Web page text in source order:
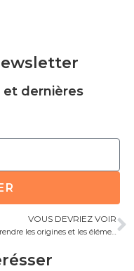
et dernières
VOUS DEVRIEZ VOIR
Comprendre les origines et les éléments déclencheurs de la maladie de Charcot